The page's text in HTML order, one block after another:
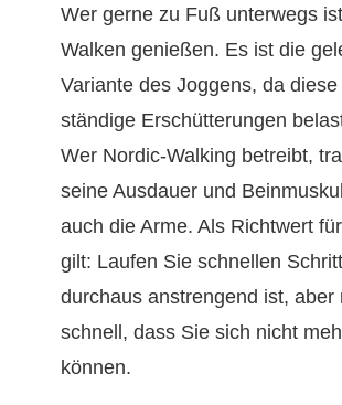
Wer gerne zu Fuß unterwegs
Walken genießen. Es ist die
Variante des Joggens, da
ständige Erschütterungen
Wer Nordic-Walking betreibt,
seine Ausdauer und
auch die Arme. Als Richtwert
gilt: Laufen Sie schnellen
durchaus anstrengend ist, aber
schnell, dass Sie sich nicht
können.